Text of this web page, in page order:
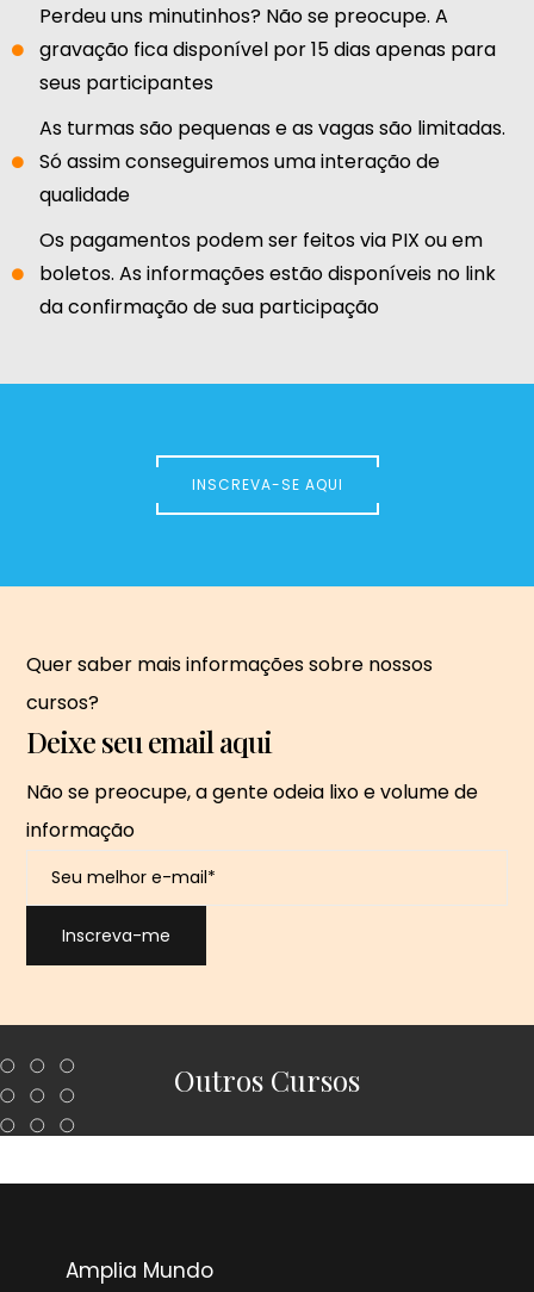
Perdeu uns minutinhos? Não se preocupe. A
gravação fica disponível por 15 dias apenas para
seus participantes
As turmas são pequenas e as vagas são limitadas.
Só assim conseguiremos uma interação de
qualidade
Os pagamentos podem ser feitos via PIX ou em
boletos. As informações estão disponíveis no link
da confirmação de sua participação
INSCREVA-SE AQUI
Quer saber mais informações sobre nossos
cursos?
Deixe seu email aqui
Não se preocupe, a gente odeia lixo evolume de
informação
Outros Cursos
Amplia Mundo